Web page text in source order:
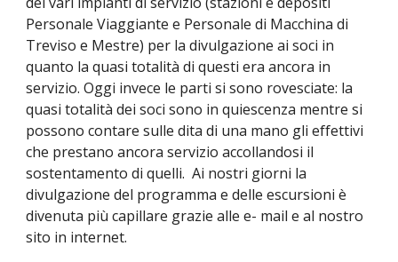
Personale Viaggiante e Personale di Macchina di
Treviso e Mestre) per la divulgazione ai soci in
quanto la quasi totalità di questi era ancora in
servizio. Oggi invece le parti si sono rovesciate: la
quasi totalità dei soci sono in quiescenza mentre si
possono contare sulle dita di una mano gli effettivi
che prestano ancora servizio accollandosi il
sostentamento di quelli. Ai nostri giorni la
divulgazione del programma e delle escursioni è
divenuta più capillare grazie alle e- mail e al nostro
sito in internet.